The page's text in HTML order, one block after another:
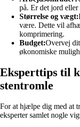
på. Er det jord
Størrelse og vægt:
være. Dette vil
komprimering.
Budget:Overvej
økonomiske
Eksperttips til
stentromle
For at hjælpe dig med at
eksperter samlet nogle